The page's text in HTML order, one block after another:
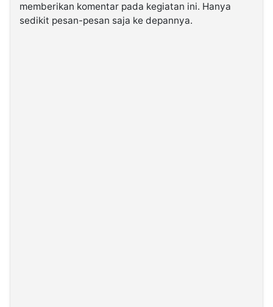
memberikan komentar pada kegiatan ini. Hanya
sedikit pesan-pesan saja ke depannya.